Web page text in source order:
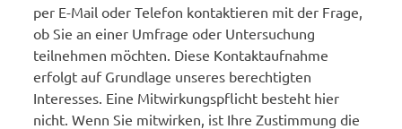
per E-Mail oder Telefon kontaktieren mit der Frage,
ob Sie an einer Umfrage oder Untersuchung
teilnehmen möchten. Diese Kontaktaufnahme
erfolgt auf Grundlage unseres berechtigten
Interesses. Eine Mitwirkungspflicht besteht hier
nicht. Wenn Sie mitwirken, ist Ihre Zustimmung die